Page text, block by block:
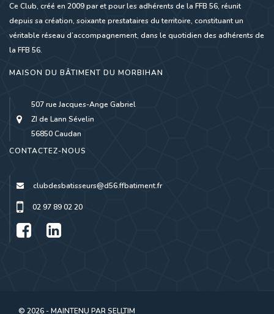
Ce Club, créé en 2009 par et pour les adhérents de la FFB 56, réunit
depuis sa création, soixante prestataires du territoire, constituant un
véritable réseau d’accompagnement, dans le quotidien des adhérents de
la FFB 56.
MAISON DU BÂTIMENT DU MORBIHAN
507 rue Jacques-Ange Gabriel
ZI de Lann Sévelin
56850 Caudan
CONTACTEZ-NOUS
clubdesbatisseurs@d56.ffbatiment.fr
02 97 89 02 20
© 2026 - MAINTENU PARSELLTIM